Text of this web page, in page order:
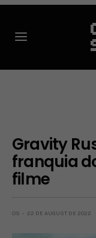
Gravity
franquia
filme
OS 22 DE AUGUST DE 2022